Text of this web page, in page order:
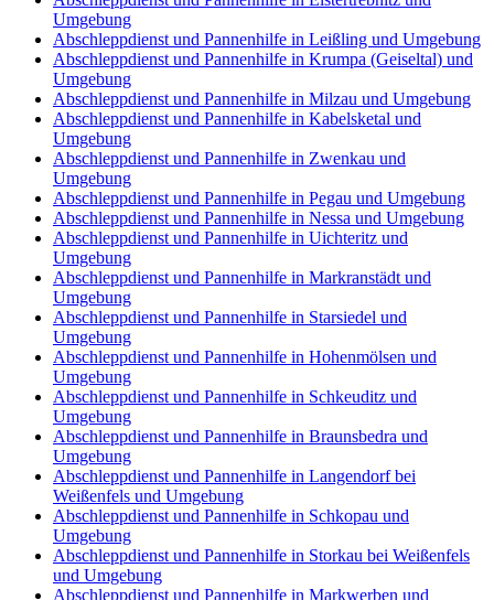
Umgebung
Abschleppdienst und Pannenhilfe in Leißling und Umgebung
Abschleppdienst und Pannenhilfe in Krumpa (Geiseltal) und
Umgebung
Abschleppdienst und Pannenhilfe in Milzau und Umgebung
Abschleppdienst und Pannenhilfe in Kabelsketal und
Umgebung
Abschleppdienst und Pannenhilfe in Zwenkau und
Umgebung
Abschleppdienst und Pannenhilfe in Pegau und Umgebung
Abschleppdienst und Pannenhilfe in Nessa und Umgebung
Abschleppdienst und Pannenhilfe in Uichteritz und
Umgebung
Abschleppdienst und Pannenhilfe in Markranstädt und
Umgebung
Abschleppdienst und Pannenhilfe in Starsiedel und
Umgebung
Abschleppdienst und Pannenhilfe in Hohenmölsen und
Umgebung
Abschleppdienst und Pannenhilfe in Schkeuditz und
Umgebung
Abschleppdienst und Pannenhilfe in Braunsbedra und
Umgebung
Abschleppdienst und Pannenhilfe in Langendorf bei
Weißenfels und Umgebung
Abschleppdienst und Pannenhilfe in Schkopau und
Umgebung
Abschleppdienst und Pannenhilfe in Storkau bei Weißenfels
und Umgebung
Abschleppdienst und Pannenhilfe in Markwerben und